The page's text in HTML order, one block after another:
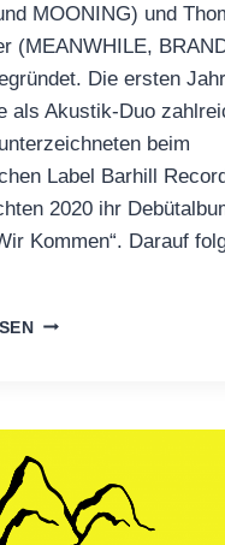
MOONING) und
(MEANWHILE,
Die ersten
als Akustik-Duo
beim
Label Barhill
2020 ihr
Kommen“. Darauf
„WILDES
OF
JOY